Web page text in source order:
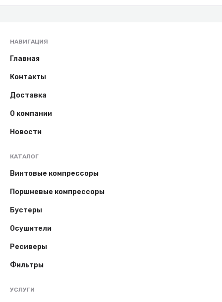
НАВИГАЦИЯ
Главная
Контакты
Доставка
О компании
Новости
КАТАЛОГ
Винтовые компрессоры
Поршневые компрессоры
Бустеры
Осушители
Ресиверы
Фильтры
УСЛУГИ